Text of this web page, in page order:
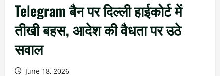
Telegram बैन पर दिल्ली हाईकोर्ट में
तीखी बहस, आदेश की वैधता पर उठे
सवाल
June 18, 2026